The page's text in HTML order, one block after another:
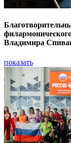
Владимира
показать